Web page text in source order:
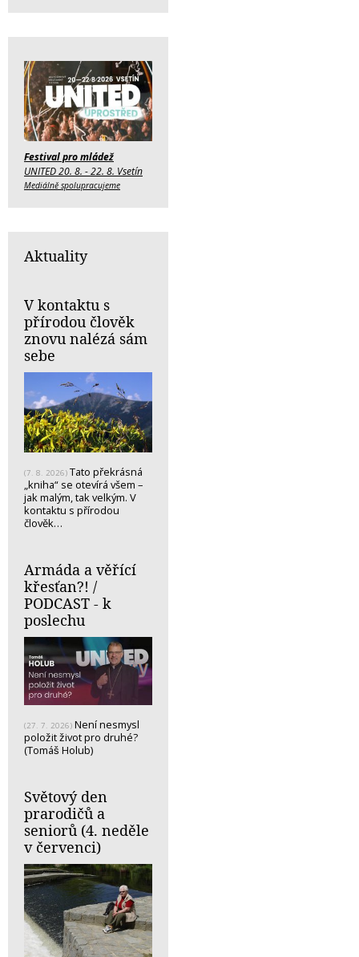
Festival pro mládež
UNITED 20. 8. - 22. 8. Vsetín
Mediálně spolupracujeme
Aktuality
V kontaktu s
přírodou člověk
znovu nalézá sám
sebe
(7. 8. 2026) Tato překrásná
„kniha“ se otevírá všem –
jak malým, tak velkým. V
kontaktu s přírodou
člověk…
Armáda a věřící
křesťan?! /
PODCAST - k
poslechu
(27. 7. 2026) Není nesmysl
položit život pro druhé?
(Tomáš Holub)
Světový den
prarodičů a
seniorů (4. neděle
v červenci)